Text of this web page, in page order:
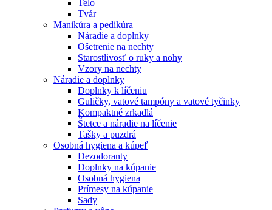
Telo
Tvár
Manikúra a pedikúra
Náradie a doplnky
Ošetrenie na nechty
Starostlivosť o ruky a nohy
Vzory na nechty
Náradie a doplnky
Doplnky k líčeniu
Guličky, vatové tampóny a vatové tyčinky
Kompaktné zrkadlá
Štetce a náradie na líčenie
Tašky a puzdrá
Osobná hygiena a kúpeľ
Dezodoranty
Doplnky na kúpanie
Osobná hygiena
Prímesy na kúpanie
Sady